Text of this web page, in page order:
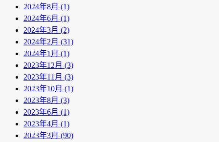
2024年8月 (1)
2024年6月 (1)
2024年3月 (2)
2024年2月 (31)
2024年1月 (1)
2023年12月 (3)
2023年11月 (3)
2023年10月 (1)
2023年8月 (3)
2023年6月 (1)
2023年4月 (1)
2023年3月 (90)